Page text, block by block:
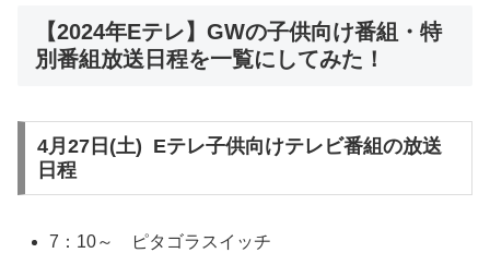
【2024年Eテレ】GWの子供向け番組・特
別番組放送日程を一覧にしてみた！
4月27日(土) Eテレ子供向けテレビ番組の放送
日程
7：10～ ピタゴラスイッチ